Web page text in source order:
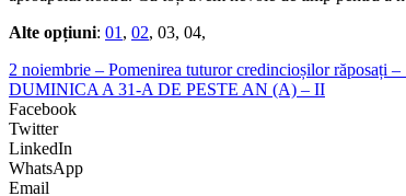
Alte opțiuni: 01 , 02, 03, 04,
2 noiembrie – Pomenirea tuturor credincioșilor răposați –
DUMINICA A 31-A DE PESTE AN (A) – II
Facebook
Twitter
LinkedIn
WhatsApp
Email